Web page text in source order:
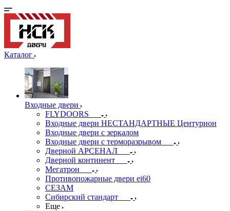
Каталог
Входные двери
FLYDOORS
Входные двери НЕСТАНДАРТНЫЕ Центурион
Входные двери с зеркалом
Входные двери с терморазрывом
Дверной АРСЕНАЛ
Дверной континент
Мегатрон
Противопожарные двери ei60
СЕЗАМ
Сибирский стандарт
Еще